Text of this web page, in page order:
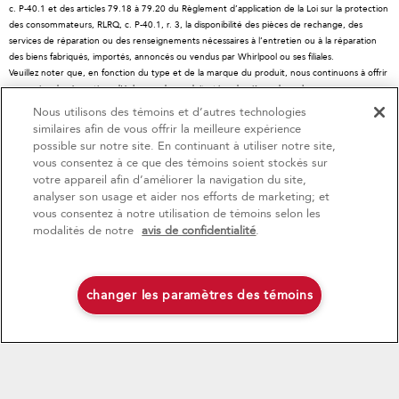
Tiroirs-réchauds
Filtres à eau
Résidents du Québec
Suivre ma commande
Services de livraison et d'installation
Services d'abonnement
Salle de presse
Informations relatives aux rappels
Blog
c. P-40.1 et des articles 79.18 à 79.20 du Règlement d’application de la Loi sur la protection
des consommateurs, RLRQ, c. P-40.1, r. 3, la disponibilité des pièces de rechange, des
services de réparation ou des renseignements nécessaires à l’entretien ou à la réparation
des biens fabriqués, importés, annoncés ou vendus par Whirlpool ou ses filiales.
Veuillez noter que, en fonction du type et de la marque du produit, nous continuons à offrir
un service de réparation, d'échange de produit et/ou de pièces de rechange par
l'intermédiaire de notre Centre de service et d'assistance aux propriétaires, sous réserve
des conditions de la garantie limitée du fabricant. Pour plus d'informations, veuillez consulter
les sites Web de nos différentes marques sous la rubrique « Service et assistance » ou
appeler le 1-800-807-6777. Pour InSinkErator, appelez le 1-800-561-1700.
Ce détaillant en ligne est situé au Canada au 200 - 6750 avenue Century, Mississauga
(Ontario) L5N 0B7
Le PDSF se réfère au prix de détail suggéré par le fabricant et peut différer des prix de
vente actuels dans votre région.
®/™© 2026 KitchenAid. Tous droits réservés. Utilisée sous licence au Canada. La forme du
batteur sur socle est une marque déposée aux États-Unis et ailleurs au monde.
Publicités axées sur les intérêts
Carte du site Contactez-nous
Soldes et offres
Promo Rouge Finit le 9/23/26
Économisez jusqu'à 1200 $
à l’achat de plusieurs gros électroménagers
Magasinez
Actuellement
Centre de
Magasinez
Nous utilisons des témoins et d’autres technologies
similaires afin de vous offrir la meilleure expérience
possible sur notre site. En continuant à utiliser notre site,
vous consentez à ce que des témoins soient stockés sur
votre appareil afin d’améliorer la navigation du site,
analyser son usage et aider nos efforts de marketing; et
vous consentez à notre utilisation de témoins selon les
modalités de notre avis de confidentialité.
changer les paramètres des témoins